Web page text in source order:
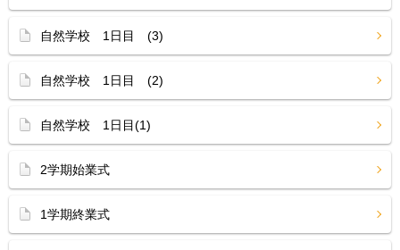
自然学校 1日目 (3)
自然学校 1日目 (2)
自然学校 1日目(1)
2学期始業式
1学期終業式